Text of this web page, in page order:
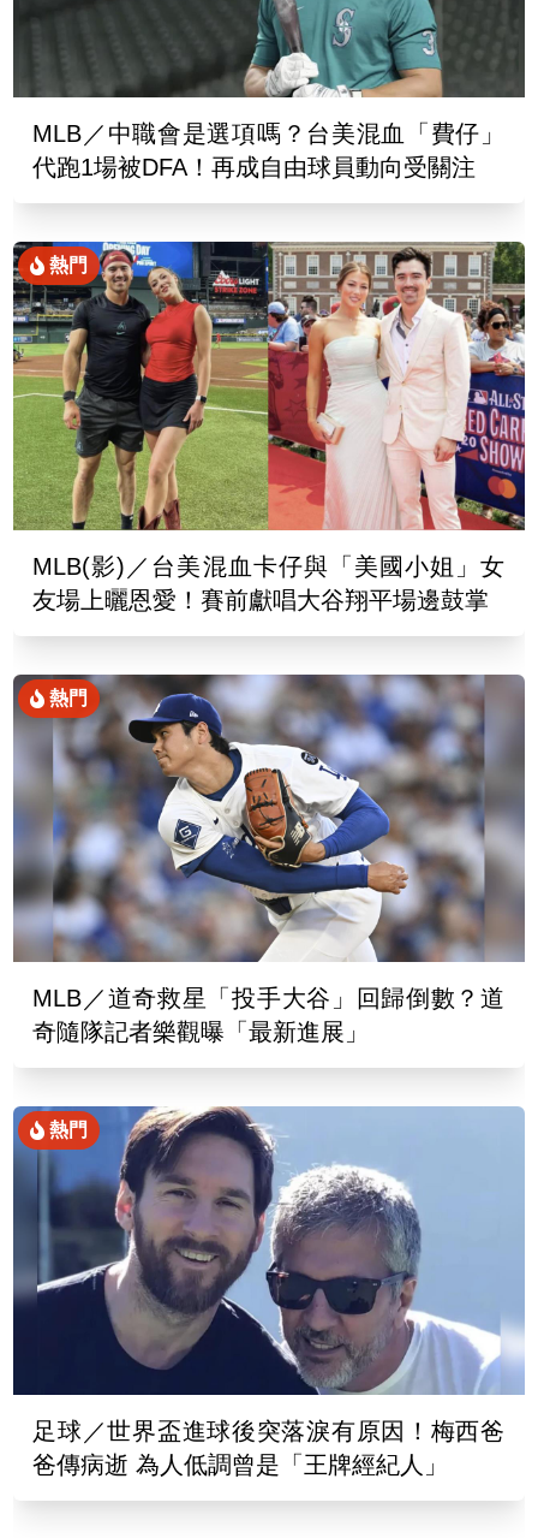
MLB／中職會是選項嗎？台美混血「費仔」
代跑1場被DFA！再成自由球員動向受關注
熱門
MLB(影)／台美混血卡仔與「美國小姐」女
友場上曬恩愛！賽前獻唱大谷翔平場邊鼓掌
熱門
MLB／道奇救星「投手大谷」回歸倒數？道
奇隨隊記者樂觀曝「最新進展」
熱門
足球／世界盃進球後突落淚有原因！梅西爸
爸傳病逝 為人低調曾是「王牌經紀人」